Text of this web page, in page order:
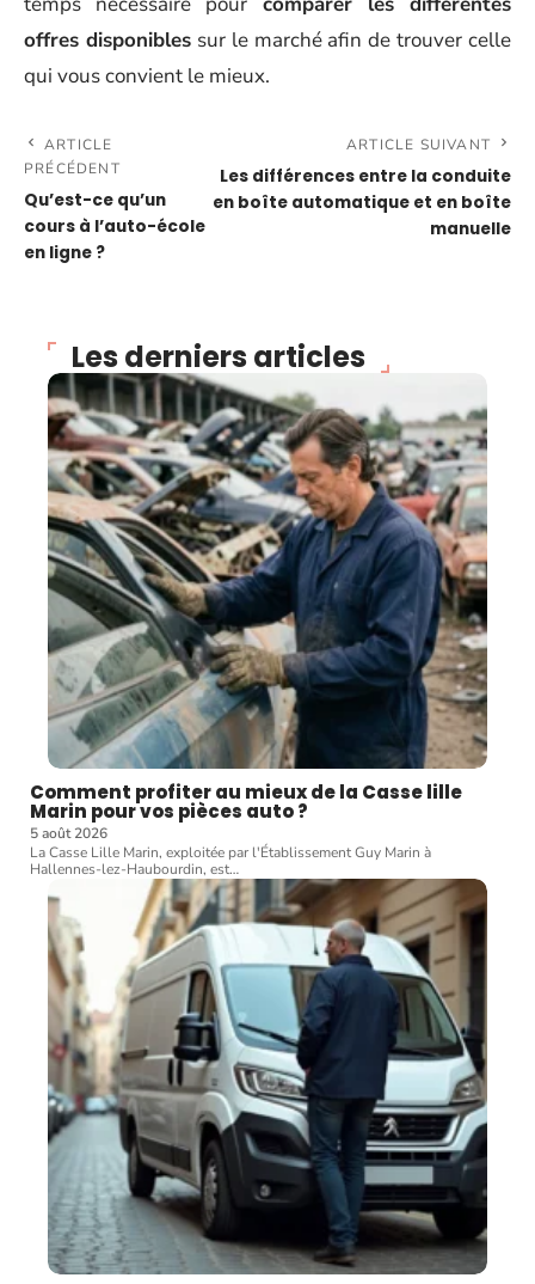
offres disponiblessur le marché afin de trouver celle
qui vous convient le mieux.
ARTICLE
PRÉCÉDENT
Qu’est-ce qu’un
cours à l’auto-école
en ligne ?
ARTICLE SUIVANT
Les différences entre la conduite
en boîte automatique et en boîte
manuelle
Les derniers articles
Comment profiter au mieux de la Casse lille
Marin pour vos pièces auto ?
5 août 2026
La Casse Lille Marin, exploitée par l'Établissement Guy Marin à
Hallennes-lez-Haubourdin, est…